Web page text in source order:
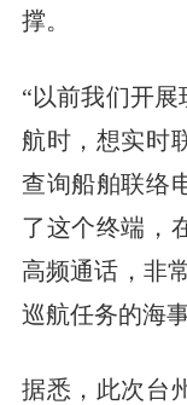
撑。
“以前我们开
航时，想实时
查询船舶联络
了这个终端，
高频通话，非
巡航任务的海
据悉，此次台